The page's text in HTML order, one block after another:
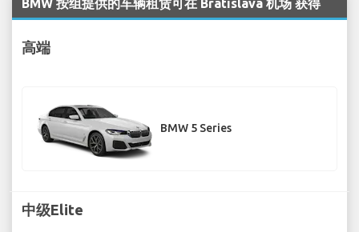
BMW 按组提供的车辆租赁可在 Bratislava 机场 获得
高端
BMW 5 Series
中级Elite